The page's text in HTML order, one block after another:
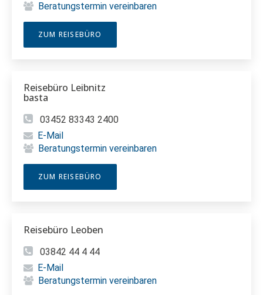
Beratungstermin vereinbaren
ZUM REISEBÜRO
Reisebüro Leibnitz
basta
03452 83343 2400
E-Mail
Beratungstermin vereinbaren
ZUM REISEBÜRO
Reisebüro Leoben
03842 44 4 44
E-Mail
Beratungstermin vereinbaren